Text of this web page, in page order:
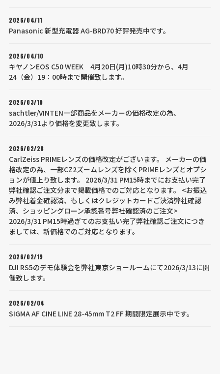
2026/04/11
Panasonic 新型充電器 AG-BRD70 好評発売中です。
2026/04/10
キヤノンEOS C50 WEEK 4月20日(月)10時30分から、4月
24（金）19：00時まで開催致します。
2026/03/10
sachtler/VINTEN一部商品をメーカーの価格改定の為、
2026/3/31より価格を変更致します。
2026/02/28
CarlZeiss PRIMEレンズの価格改定がございます。 メーカーの価
格改定の為、一部CZ2ズームレンズを除くPRIMEレンズとオプシ
ョンが値上り致します。 2026/3/31 PM15時までにお支払い完了
弊社確認ご注文分まで掲載価格でのご対応となります。 <お振込
み弊社着金確認済、もしくはクレジットカードご決済弊社確認
済、ショッピングローン承認番号弊社確認済のご注文>
2026/3/31 PM15時過ぎてのお支払い完了弊社確認ご注文につき
ましては、新価格でのご対応となります。
2026/02/19
DJI RS5のデモ体験会を弊社東京ショールームにて2026/3/13に開
催致します。
2026/02/04
SIGMA AF CINE LINE 28-45mm T2 FF 期間限定展示中です。